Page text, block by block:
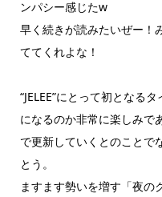
ンパシー感じたw
早く続きが読みたいぜー！
ててくれよな！
“JELEE”にとって初となる
になるのか非常に楽しみで
で更新していくとのことで
とう。
ますます勢いを増す「夜の